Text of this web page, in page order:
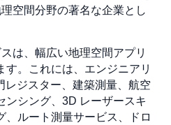
空間分野の著名な企業とし
は、幅広い地理空間アプリ
。これには、エンジニアリ
レジスター、建築測量、航空
ンシング、3D レーザースキ
、ルート測量サービス、ドロ